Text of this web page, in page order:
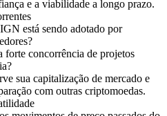
e a viabilidade a longo prazo.
está sendo adotado por
concorrência de projetos
sua capitalização de mercado e
com outras criptomoedas.